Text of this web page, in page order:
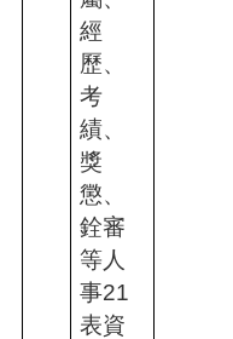
經
歷、
考
績、
獎
懲、
銓審
等人
事21
表資